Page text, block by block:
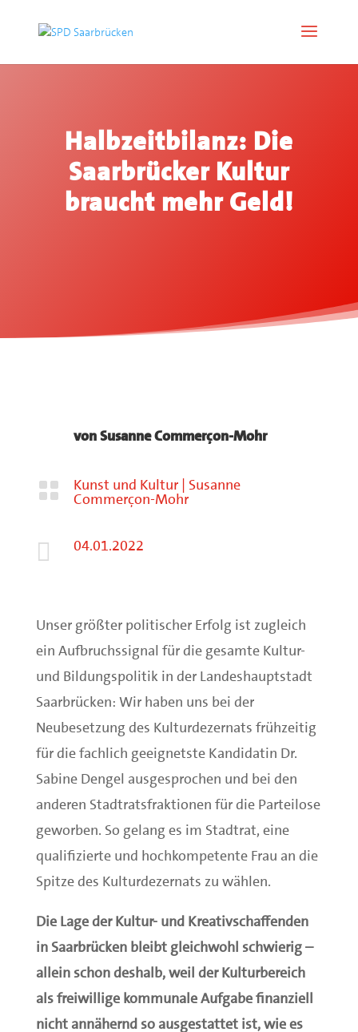
Halbzeitbilanz: Die
Saarbrücker Kultur
braucht mehr Geld!
vonSusanne Commerçon-Mohr
 Kunst und Kultur| Susanne
Commerçon-Mohr
 04.01.2022
Unser größter politischer Erfolg ist zugleich
ein Aufbruchssignal für die gesamte Kultur-
und Bildungspolitik in der Landeshauptstadt
Saarbrücken: Wir haben uns bei der
Neubesetzung des Kulturdezernats frühzeitig
für die fachlich geeignetste Kandidatin Dr.
Sabine Dengel ausgesprochen und bei den
anderen Stadtratsfraktionen für die Parteilose
geworben. So gelang es im Stadtrat, eine
qualifizierte und hochkompetente Frau an die
Spitze des Kulturdezernats zu wählen.
Die Lage der Kultur- und Kreativschaffenden
in Saarbrücken bleibt gleichwohl schwierig –
allein schon deshalb, weil der Kulturbereich
als freiwillige kommunale Aufgabe finanziell
nicht annähernd so ausgestattet ist, wie es